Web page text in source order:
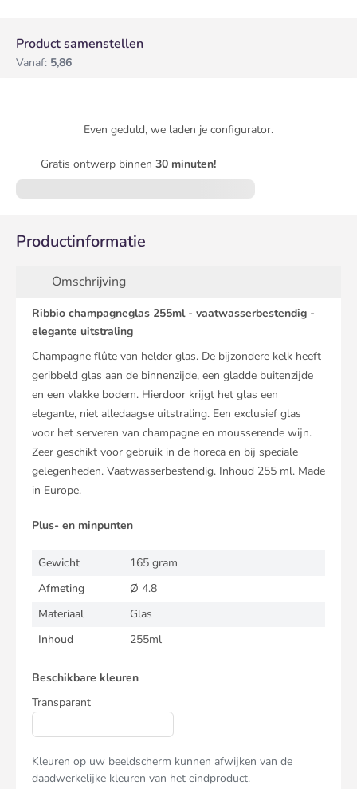
Product samenstellen
Vanaf: 5,86
Even geduld, we laden je configurator.
Gratis ontwerp binnen 30 minuten!
Productinformatie
Omschrijving
Ribbio champagneglas 255ml - vaatwasserbestendig -
elegante uitstraling
Champagne flûte van helder glas. De bijzondere kelk heeft
geribbeld glas aan de binnenzijde, een gladde buitenzijde
en een vlakke bodem. Hierdoor krijgt het glas een
elegante, niet alledaagse uitstraling. Een exclusief glas
voor het serveren van champagne en mousserende wijn.
Zeer geschikt voor gebruik in de horeca en bij speciale
gelegenheden. Vaatwasserbestendig. Inhoud 255 ml. Made
in Europe.
Plus- en minpunten
Gewicht
165 gram
Afmeting
Ø 4.8
Materiaal
Glas
Inhoud
255ml
Beschikbare kleuren
Transparant
Kleuren op uw beeldscherm kunnen afwijken van de
daadwerkelijke kleuren van het eindproduct.